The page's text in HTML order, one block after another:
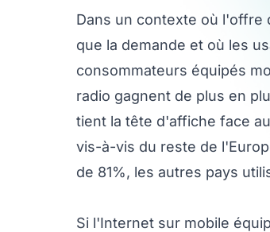
Dans un contexte où l'offre
que la demande et où les
consommateurs équipés
radio gagnent de plus en
tient la tête d'affiche face
vis-à-vis du reste de
de 81%, les autres pays
Si l'Internet sur mobile